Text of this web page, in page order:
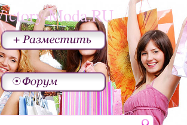
Moda.RU